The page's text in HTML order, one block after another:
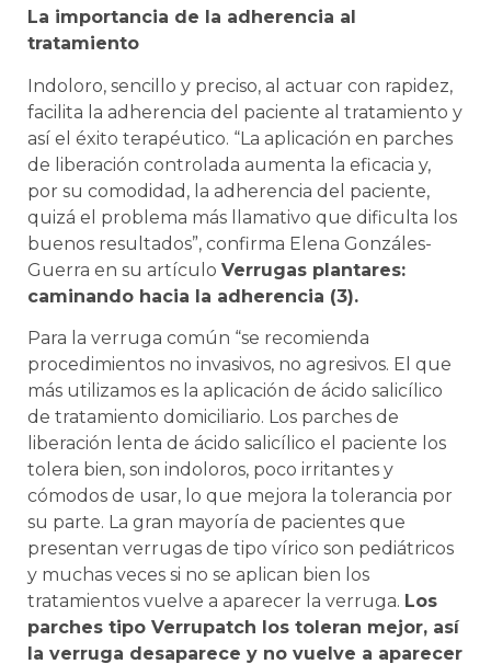
La importancia de la adherencia al
tratamiento
Indoloro, sencillo y preciso, al actuar con rapidez,
facilita la adherencia del paciente al tratamiento y
así el éxito terapéutico. “La aplicación en parches
de liberación controlada aumenta la eficacia y,
por su comodidad, la adherencia del paciente,
quizá el problema más llamativo que dificulta los
buenos resultados”, confirma Elena Gonzáles-
Guerra en su artículo Verrugas plantares:
caminando hacia la adherencia (3).
Para la verruga común “se recomienda
procedimientos no invasivos, no agresivos. El que
más utilizamos es la aplicación de ácido salicílico
de tratamiento domiciliario. Los parches de
liberación lenta de ácido salicílico el paciente los
tolera bien, son indoloros, poco irritantes y
cómodos de usar, lo que mejora la tolerancia por
su parte. La gran mayoría de pacientes que
presentan verrugas de tipo vírico son pediátricos
y muchas veces si no se aplican bien los
tratamientos vuelve a aparecer la verruga. Los
parches tipo Verrupatch los toleran mejor, así
la verruga desaparece y no vuelve a aparecer